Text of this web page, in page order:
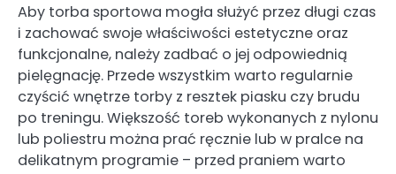
Aby torba sportowa mogła służyć przez długi czas
i zachować swoje właściwości estetyczne oraz
funkcjonalne, należy zadbać o jej odpowiednią
pielęgnację. Przede wszystkim warto regularnie
czyścić wnętrze torby z resztek piasku czy brudu
po treningu. Większość toreb wykonanych z nylonu
lub poliestru można prać ręcznie lub w pralce na
delikatnym programie – przed praniem warto